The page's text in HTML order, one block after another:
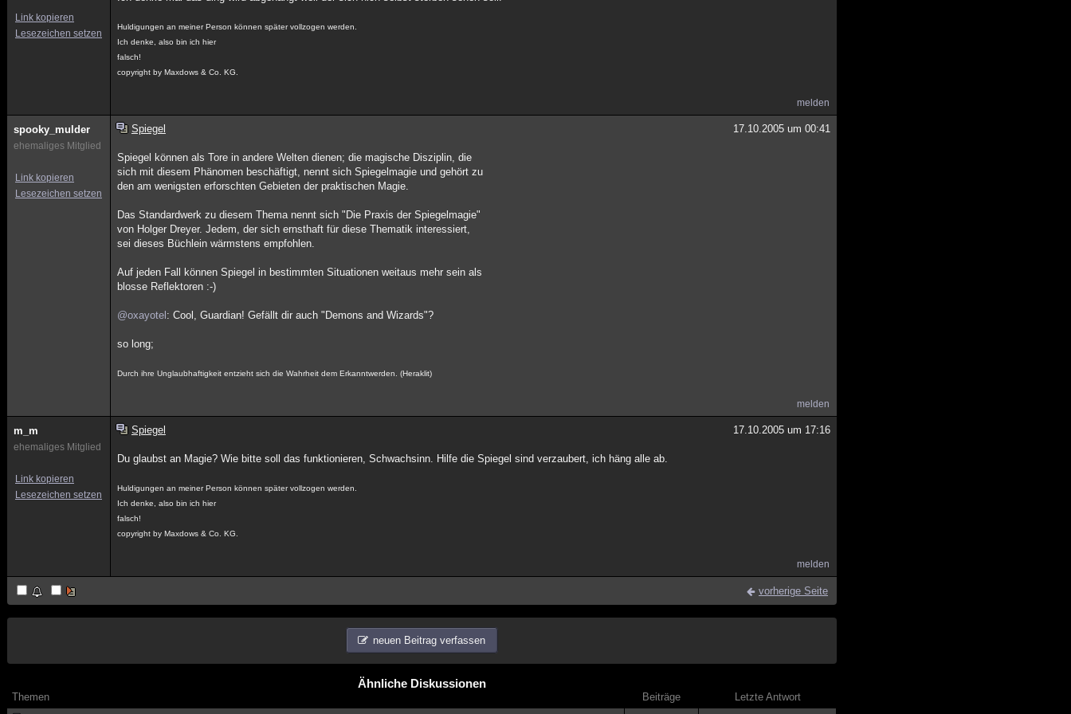
Link kopieren
Lesezeichen setzen
Huldigungen an meiner Person können später vollzogen werden.
Ich denke, also bin ich hier
falsch!
copyright by Maxdows & Co. KG.
melden
spooky_mulder
ehemaliges Mitglied
Link kopieren
Lesezeichen setzen
Spiegel 17.10.2005 um 00:41
Spiegel können als Tore in andere Welten dienen; die magische Disziplin, die
sich mit diesem Phänomen beschäftigt, nennt sich Spiegelmagie und gehört zu
den am wenigsten erforschten Gebieten der praktischen Magie.
Das Standardwerk zu diesem Thema nennt sich "Die Praxis der Spiegelmagie"
von Holger Dreyer. Jedem, der sich ernsthaft für diese Thematik interessiert,
sei dieses Büchlein wärmstens empfohlen.
Auf jeden Fall können Spiegel in bestimmten Situationen weitaus mehr sein als
blosse Reflektoren :-)
@oxayotel : Cool, Guardian! Gefällt dir auch "Demons and Wizards"?
so long;
Durch ihre Unglaubhaftigkeit entzieht sich die Wahrheit dem Erkanntwerden. (Heraklit)
melden
m_m
ehemaliges Mitglied
Link kopieren
Lesezeichen setzen
Spiegel 17.10.2005 um 17:16
Du glaubst an Magie? Wie bitte soll das funktionieren, Schwachsinn. Hilfe die Spiegel sind verzaubert, ich häng alle ab.
Huldigungen an meiner Person können später vollzogen werden.
Ich denke, also bin ich hier
falsch!
copyright by Maxdows & Co. KG.
melden
vorherige Seite
neuen Beitrag verfassen
Ähnliche Diskussionen
Themen Beiträge Letzte Antwort